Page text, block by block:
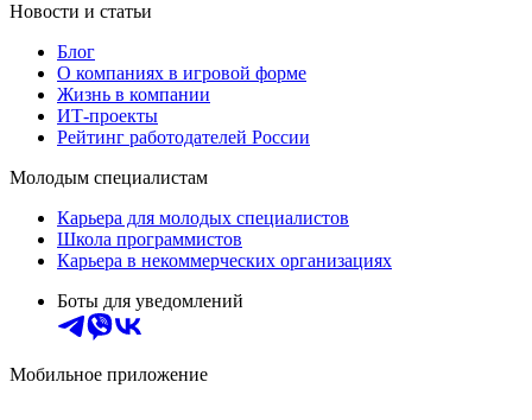
Новости и статьи
Блог
О компаниях в игровой форме
Жизнь в компании
ИТ-проекты
Рейтинг работодателей России
Молодым специалистам
Карьера для молодых специалистов
Школа программистов
Карьера в некоммерческих организациях
Боты для уведомлений
Мобильное приложение